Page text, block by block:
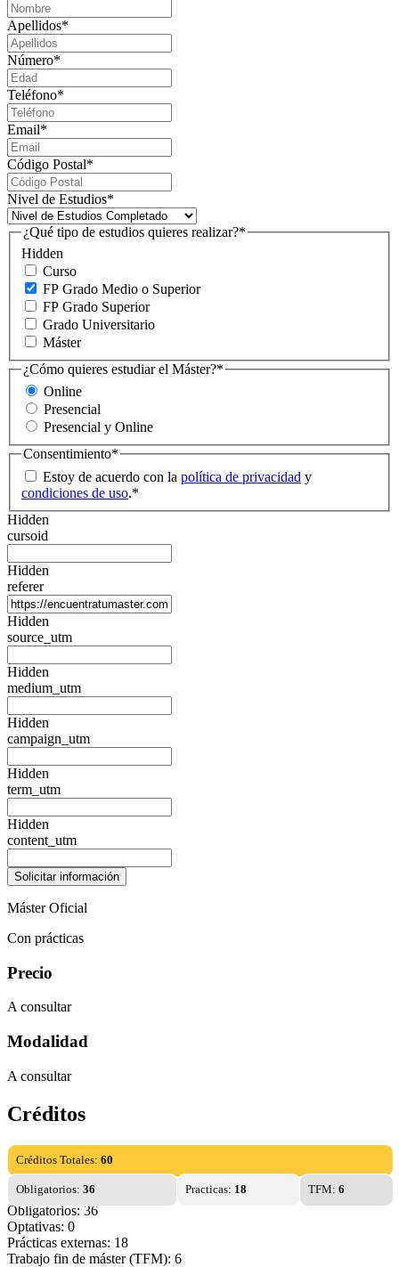
Apellidos*
Número*
Teléfono*
Email*
Código Postal*
Nivel de Estudios*
Hidden
¿Qué tipo de estudios quieres realizar?*
Curso
FP Grado Medio o Superior
FP Grado Superior
Grado Universitario
Máster
¿Cómo quieres estudiar el Máster?*
Online
Presencial
Presencial y Online
Consentimiento*
Estoy de acuerdo con la política de privacidad y
condiciones de uso.*
Hidden
cursoid
Hidden
referer
Hidden
source_utm
Hidden
medium_utm
Hidden
campaign_utm
Hidden
term_utm
Hidden
content_utm
Máster Oficial
Con prácticas
Precio
A consultar
Modalidad
A consultar
Créditos
Créditos Totales: 60
Obligatorios: 36 Practicas: 18 TFM:6
Obligatorios: 36
Optativas: 0
Prácticas externas: 18
Trabajo fin de máster (TFM): 6